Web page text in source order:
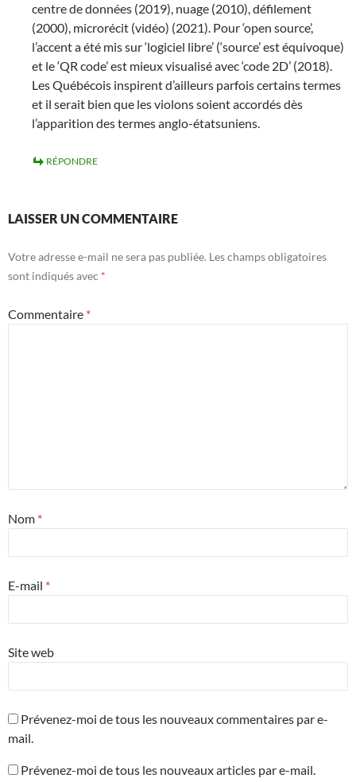
centre de données (2019), nuage (2010), défilement
(2000), microrécit (vidéo) (2021). Pour ‘open source’,
l’accent a été mis sur ‘logiciel libre’ (‘source’ est équivoque)
et le ‘QR code’ est mieux visualisé avec ‘code 2D’ (2018).
Les Québécois inspirent d’ailleurs parfois certains termes
et il serait bien que les violons soient accordés dès
l’apparition des termes anglo-étatsuniens.
RÉPONDRE
LAISSER UN COMMENTAIRE
Votre adresse e-mail ne sera pas publiée. Les champs obligatoires
sont indiqués avec *
Commentaire *
Nom *
E-mail *
Site web
Prévenez-moi de tous les nouveaux commentaires par e-
mail.
Prévenez-moi de tous les nouveaux articles par e-mail.